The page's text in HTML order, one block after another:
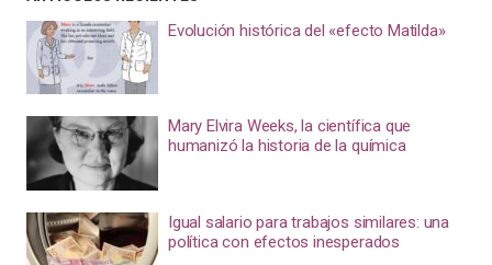
Evolución histórica del «efecto Matilda»
Mary Elvira Weeks, la científica que
humanizó la historia de la química
Igual salario para trabajos similares: una
política con efectos inesperados